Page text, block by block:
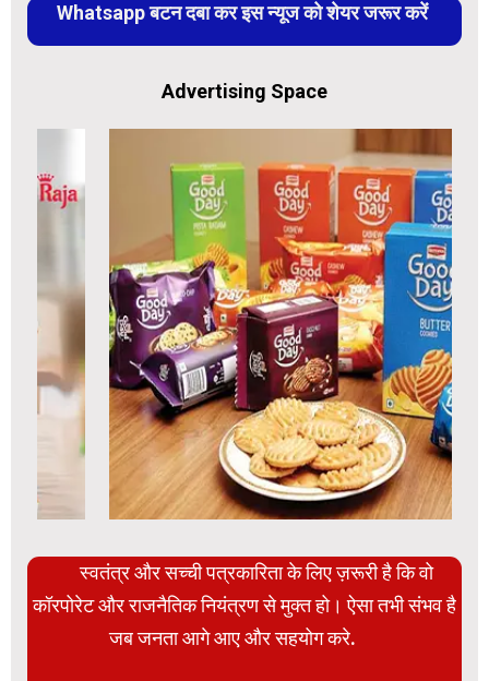
Whatsapp बटन दबा कर इस न्यूज को शेयर जरूर करें
Advertising Space
स्वतंत्र और सच्ची पत्रकारिता के लिए ज़रूरी है कि वो
कॉरपोरेट और राजनैतिक नियंत्रण से मुक्त हो। ऐसा तभी संभव है
जब जनता आगे आए और सहयोग करे.